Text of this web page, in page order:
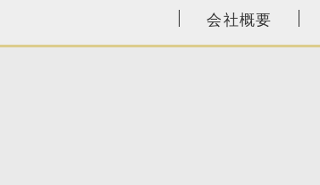
会社概要